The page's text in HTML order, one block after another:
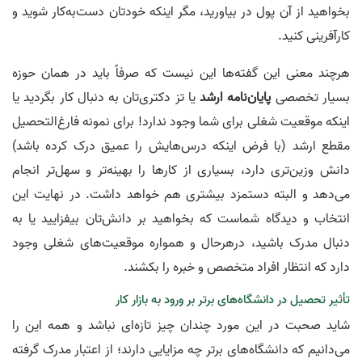
بخواهید از آن پول در بیاورید، مگر اینکه خودتان دست‌به‌کار شوید و
کارآفرینی کنید.
هرچند معنی این گفته‌ها این نیست که صرفاً باید در همان حوزه
بسیار تخصصی پایان‌نامه ارشدیا تز دکتری‌تان به دنبال کار بگردید یا
اینکه موقعیت شغلی برای شما وجود ندارد! برای نمونه فارغ‌التحصیل
مقطع ارشد (با فرض اینکه درس‌هایش را عمیق درک کرده باشد)
دانش وزین‌تری دارد، بسیاری از کارها را بهینه‌تر و سهل‌تر انجام
می‌دهد و البته دستمزد بیشتری هم خواهد داشت. در نهایت این
انتخاب و دیدگاه شماست که بخواهید بر دانش‌تان بیفزایید یا به
دنبال مدرک باشید، در‌هر‌حال و همواره موقعیت‌های شغلی وجود
دارد که انتظار افراد متخصص و خبره را بکشند.
تأثیر تحصیل در دانشگاه‌های برتر بر ورود به بازار کار
شاید صحبت در این مورد چندان چیز تازه‌ای نباشد و همه این را
می‌دانیم که دانشگاه‌های برتر چه مزایایی دارند؛ از اعتبار مدرک گرفته